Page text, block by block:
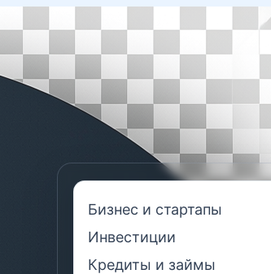
Бизнес и стартапы
Инвестиции
Кредиты и займы